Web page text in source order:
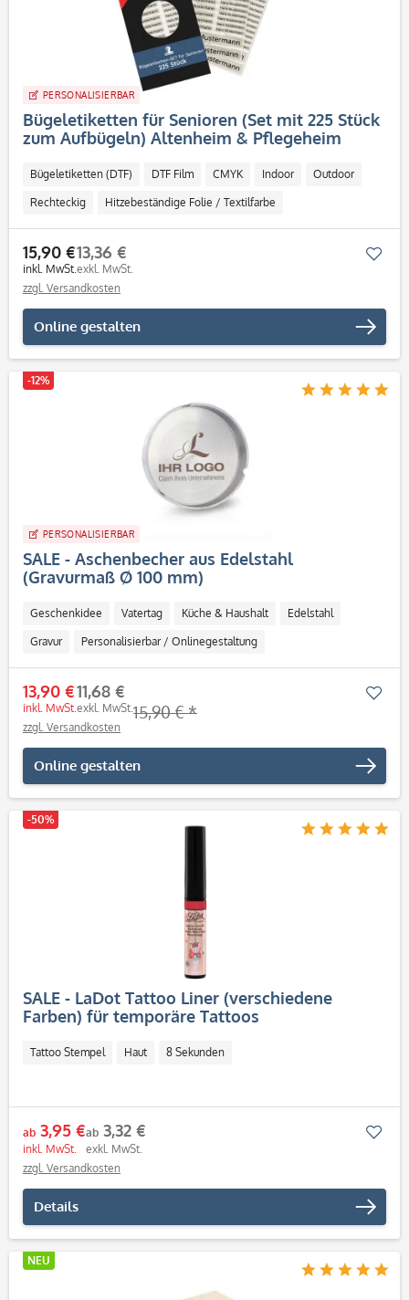
PERSONALISIERBAR
Bügeletiketten für Senioren (Set mit 225 Stück
zum Aufbügeln) Altenheim & Pflegeheim
Bügeletiketten (DTF) DTF Film CMYK Indoor Outdoor
Rechteckig Hitzebeständige Folie / Textilfarbe
15,90 €
inkl. MwSt.
13,36 €
exkl. MwSt.
zzgl. Versandkosten
Online gestalten
-12%
PERSONALISIERBAR
SALE - Aschenbecher aus Edelstahl
(Gravurmaß Ø 100 mm)
Geschenkidee Vatertag Küche & Haushalt Edelstahl
Gravur Personalisierbar / Onlinegestaltung
13,90 €
inkl. MwSt.
11,68 €
exkl. MwSt.15,90 € *
zzgl. Versandkosten
Online gestalten
-50%
SALE - LaDot Tattoo Liner (verschiedene
Farben) für temporäre Tattoos
Tattoo Stempel Haut 8 Sekunden
ab 3,95 €
inkl. MwSt.
ab 3,32 €
exkl. MwSt.
zzgl. Versandkosten
Details
NEU